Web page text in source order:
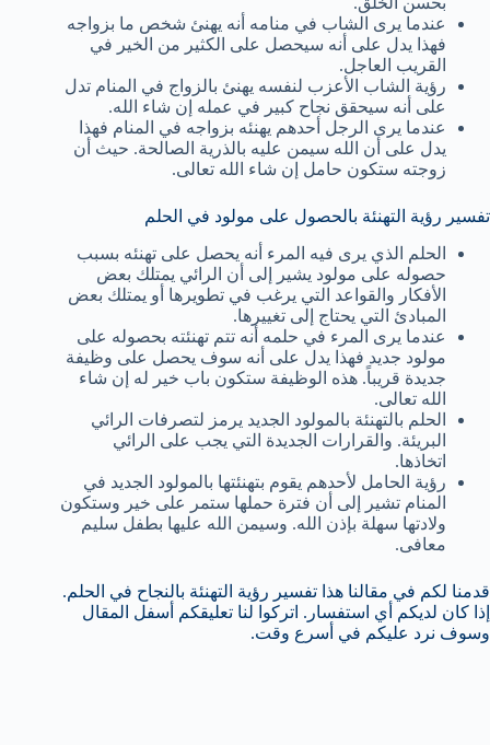
عندما يرى الشاب في منامه أنه يهنئ شخص ما بزواجه
فهذا يدل على أنه سيحصل على الكثير من الخير في
القريب العاجل.
رؤية الشاب الأعزب لنفسه يهنئ بالزواج في المنام تدل
على أنه سيحقق نجاح كبير في عمله إن شاء الله.
عندما يرى الرجل أحدهم يهنئه بزواجه في المنام فهذا
يدل على أن الله سيمن عليه بالذرية الصالحة. حيث أن
زوجته ستكون حامل إن شاء الله تعالى.
تفسير رؤية التهنئة بالحصول على مولود في الحلم
الحلم الذي يرى فيه المرء أنه يحصل على تهنئه بسبب
حصوله على مولود يشير إلى أن الرائي يمتلك بعض
الأفكار والقواعد التي يرغب في تطويرها أو يمتلك بعض
المبادئ التي يحتاج إلى تغييرها.
عندما يرى المرء في حلمه أنه تتم تهنئته بحصوله على
مولود جديد فهذا يدل على أنه سوف يحصل على وظيفة
جديدة قريباً. هذه الوظيفة ستكون باب خير له إن شاء
الله تعالى.
الحلم بالتهنئة بالمولود الجديد يرمز لتصرفات الرائي
البريئة. والقرارات الجديدة التي يجب على الرائي
اتخاذها.
رؤية الحامل لأحدهم يقوم بتهنئتها بالمولود الجديد في
المنام تشير إلى أن فترة حملها ستمر على خير وستكون
ولادتها سهلة بإذن الله. وسيمن الله عليها بطفل سليم
معافى.
قدمنا لكم في مقالنا هذا تفسير رؤية التهنئة بالنجاح في الحلم.
إذا كان لديكم أي استفسار. اتركوا لنا تعليقكم أسفل المقال
وسوف نرد عليكم في أسرع وقت.